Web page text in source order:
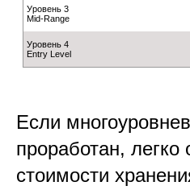
Уровень 3
Mid-Range
Уровень 4
Entry Level
Если
проработан,
стоимости